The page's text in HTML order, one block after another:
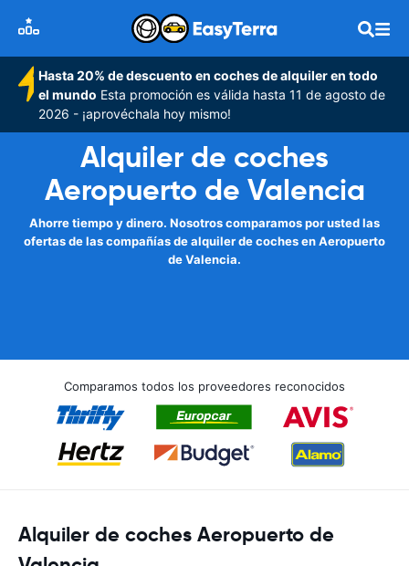
Hasta 20% de descuento en coches de alquiler en todo
el mundo Esta promoción es válida hasta 11 de agosto de
2026 - ¡aprovéchala hoy mismo!
Alquiler de coches
Aeropuerto de Valencia
Ahorre tiempo y dinero. Nosotros comparamos por usted las
ofertas de las compañías de alquiler de coches en Aeropuerto
de Valencia.
Comparamos todos los proveedores reconocidos
Alquiler de coches Aeropuerto de